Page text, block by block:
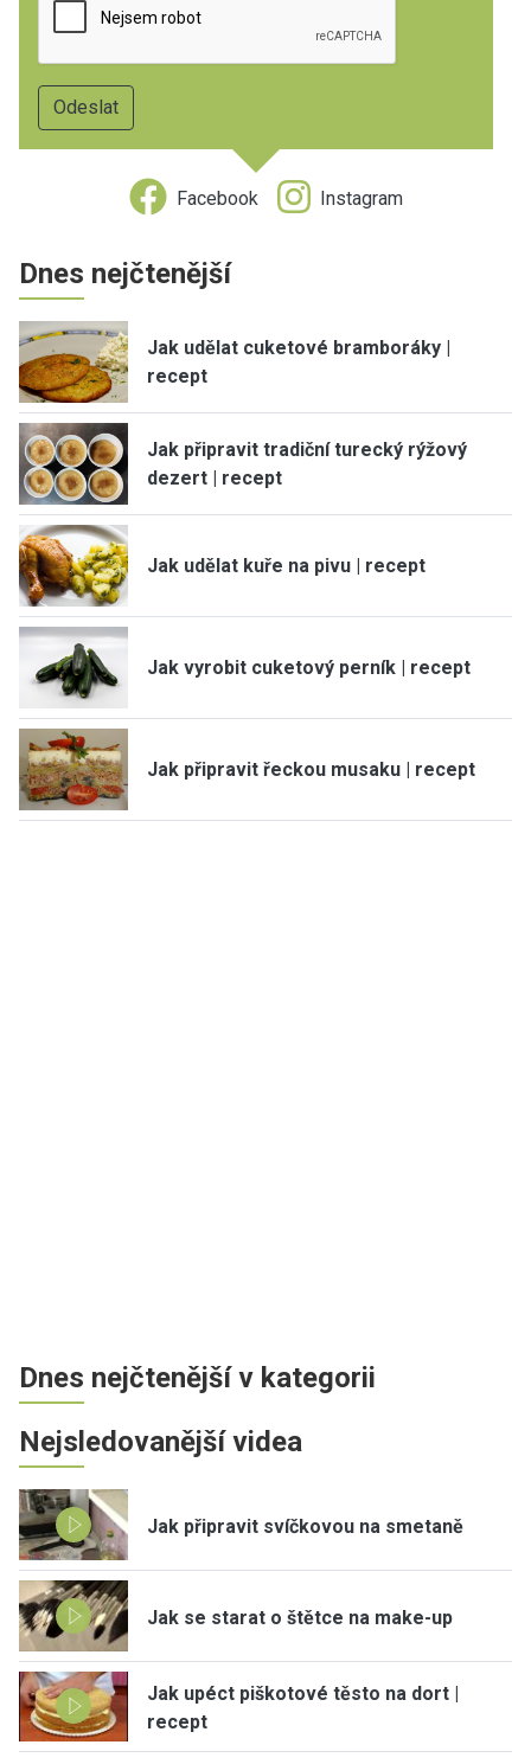
Facebook Instagram
Dnes nejčtenější
Jak udělat cuketové bramboráky |
recept
Jak připravit tradiční turecký rýžový
dezert | recept
Jak udělat kuře na pivu | recept
Jak vyrobit cuketový perník | recept
Jak připravit řeckou musaku | recept
Dnes nejčtenější v kategorii
Nejsledovanější videa
Jak připravit svíčkovou na smetaně
Jak se starat o štětce na make-up
Jak upéct piškotové těsto na dort |
recept